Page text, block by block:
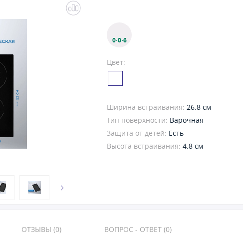
0·0·6
Цвет:
Ширина встраивания: 26.8 см
Тип поверхности: Варочная
Защита от детей: Есть
Высота встраивания: 4.8 см
ОТЗЫВЫ (0) ВОПРОС - ОТВЕТ (0)